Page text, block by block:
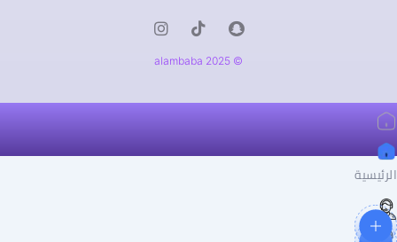
© 2025 alambaba
الرئيسية